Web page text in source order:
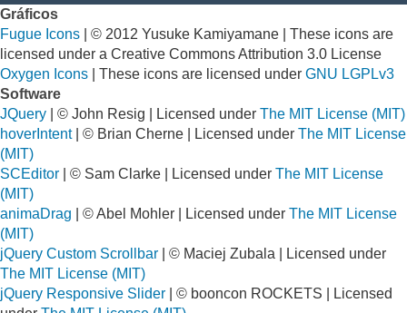
Gráficos
Fugue Icons | © 2012 Yusuke Kamiyamane | These icons are
licensed under a Creative Commons Attribution 3.0 License
Oxygen Icons | These icons are licensed under GNU LGPLv3
Software
JQuery | © John Resig | Licensed under The MIT License (MIT)
hoverIntent| © Brian Cherne | Licensed under The MIT License
(MIT)
SCEditor | © Sam Clarke | Licensed under The MIT License
(MIT)
animaDrag | © Abel Mohler | Licensed under The MIT License
(MIT)
jQuery Custom Scrollbar | © Maciej Zubala | Licensed under
The MIT License (MIT)
jQuery Responsive Slider | © booncon ROCKETS | Licensed